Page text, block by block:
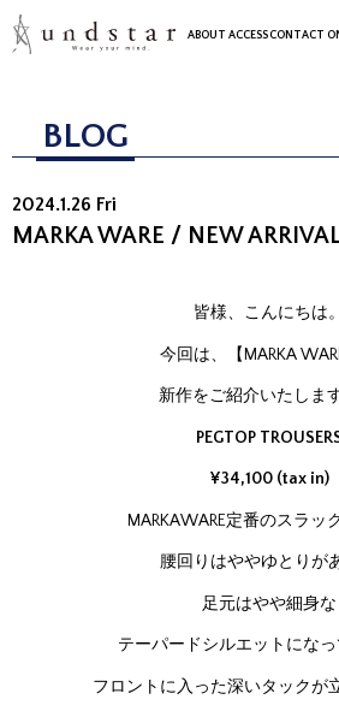
ABOUT ACCESSCONTACT
BLOG
2024.1.26 Fri
MARKA WARE / NEW
皆様、こんにちは。
今回は、【MARKA
新作をご紹介いたしま
PEGTOP
¥34,100 (tax in)
MARKAWARE定番のスラッ
腰回りはややゆとりが
足元はやや細身な
テーパードシルエットになっ
フロントに入った深いタックが